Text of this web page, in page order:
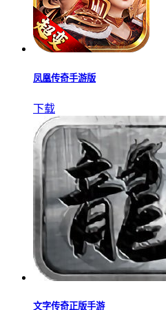
凤凰传奇手游版
下载
文字传奇正版手游